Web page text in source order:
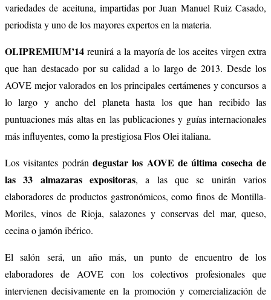
variedades de aceituna, impartidas por Juan Manuel Ruiz Casado,
periodista y uno de los mayores expertos en la materia.
OLIPREMIUM’14 reunirá a la mayoría de los aceites virgen extra
que han destacado por su calidad a lo largo de 2013. Desde los
AOVE mejor valorados en los principales certámenes y concursos a
lo largo y ancho del planeta hasta los que han recibido las
puntuaciones más altas en las publicaciones y guías internacionales
más influyentes, como la prestigiosa Flos Olei italiana.
Los visitantes podrán degustar los AOVE de última cosecha de
las 33 almazaras expositoras, a las que se unirán varios
elaboradores de productos gastronómicos, como finos de Montilla-
Moriles, vinos de Rioja, salazones y conservas del mar, queso,
cecina o jamón ibérico.
El salón será, un año más, un punto de encuentro de los
elaboradores de AOVE con los colectivos profesionales que
intervienen decisivamente en la promoción y comercialización de